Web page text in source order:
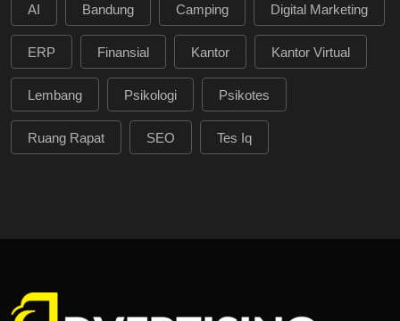
AI Bandung Camping Digital Marketing
ERP Finansial Kantor Kantor Virtual
Lembang Psikologi Psikotes
Ruang Rapat SEO Tes Iq